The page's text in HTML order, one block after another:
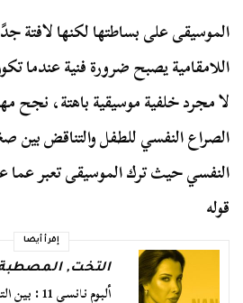
الموسيقى على بساطتها لكنها لافتة
اللامقامية يصبح ضرورة فنية عندما
لا مجرد خلفية موسيقية باهتة،
الصراع النفسي للطفل والتناقض بين
النفسي حيث ترك الموسيقى تعبر
قوله
إقرأ أيضا
التخت,
ألبوم